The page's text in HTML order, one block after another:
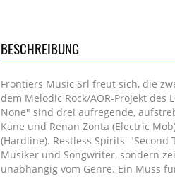
BESCHREIBUNG
Frontiers Music Srl freut sich, die
dem Melodic Rock/AOR-Projekt des
None" sind drei aufregende,
Kane und Renan Zonta (Electric
(Hardline). Restless Spirits'
Musiker und Songwriter, sondern
unabhängig vom Genre. Ein Muss